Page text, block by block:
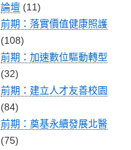
論壇 (11)
前期：落實價值健康照護
(108)
前期：加速數位驅動轉型
(32)
前期：建立人才友善校園
(84)
前期：奠基永續發展北醫
(75)